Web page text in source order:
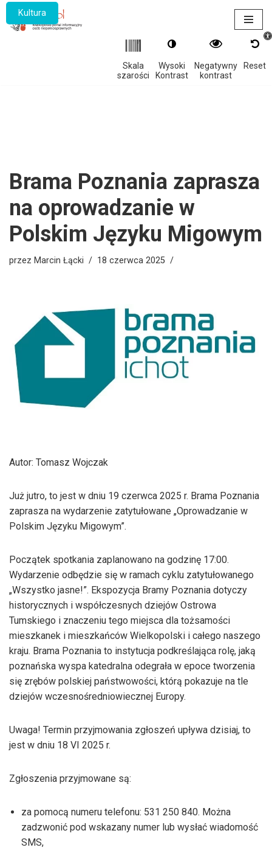
Skala
szarości
Wysoki
Kontrast
Negatywny
kontrast
Reset
Przejdź
Brama Poznania zaprasza
na oprowadzanie w
Polskim Języku Migowym
przez Marcin Łącki 18 czerwca 2025
Kultura
Autor: Tomasz Wojczak
Już jutro, to jest w dniu 19 czerwca 2025 r. Brama Poznania
zaprasza na wydarzenie zatytułowane „Oprowadzanie w
Polskim Języku Migowym”.
Początek spotkania zaplanowano na godzinę 17:00.
Wydarzenie odbędzie się w ramach cyklu zatytułowanego
„Wszystko jasne!”. Ekspozycja Bramy Poznania dotyczy
historycznych i współczesnych dziejów Ostrowa
Tumskiego i znaczeniu tego miejsca dla tożsamości
mieszkanek i mieszkańców Wielkopolski i całego naszego
kraju. Brama Poznania to instytucja podkreślająca rolę, jaką
poznańska wyspa katedralna odegrała w epoce tworzenia
się zrębów polskiej państwowości, którą pokazuje na tle
dziejów wczesnośredniowiecznej Europy.
Uwaga! Termin przyjmowania zgłoszeń upływa dzisiaj, to
jest w dniu 18 VI 2025 r.
Zgłoszenia przyjmowane są:
za pomocą numeru telefonu: 531 250 840. Można
zadzwonić pod wskazany numer lub wysłać wiadomość
SMS,